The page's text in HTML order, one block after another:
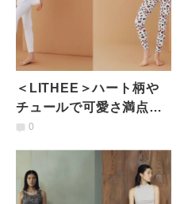
＜LITHEE＞ハート柄や
チュールで可愛さ満点♡
大人もときめくヨガウェ
0